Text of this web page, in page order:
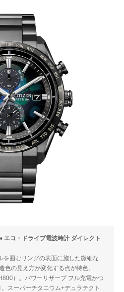
エコ・ドライブ電波時計 ダイレクト
を囲むリングの表面に施した微細な
色の見え方が変化する点が特色。
）。パワーリザーブ フル充電かつ
スーパーチタニウム+デュラテクト